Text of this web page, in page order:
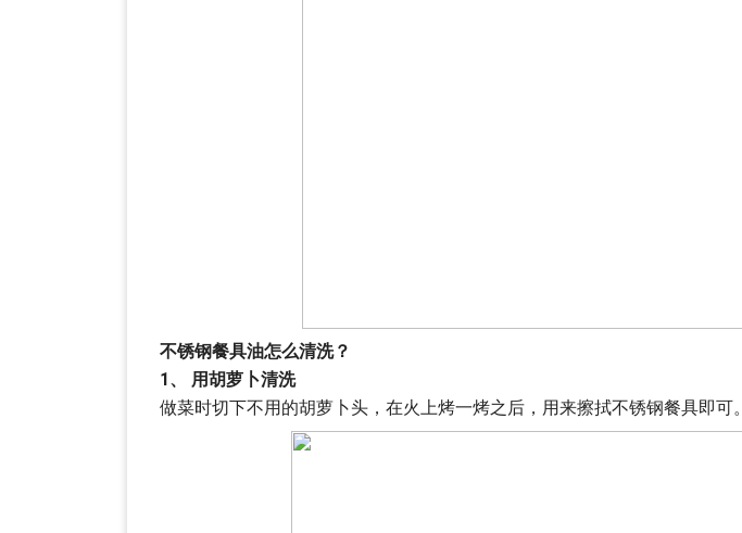
不锈钢餐具油怎么清洗？
1、 用胡萝卜清洗
做菜时切下不用的胡萝卜头，在火上烤一烤之后，用来擦拭不锈钢餐具即可。